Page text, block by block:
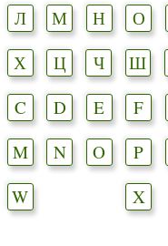
Л
М Н О
Х
Ц Ч Ш
C
D E F
M
N O P
W
X